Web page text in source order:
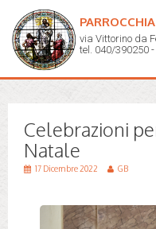
via Vittorino da
tel. 040/390250 -
Celebrazioni
Natale
17 Dicembre 2022 GB